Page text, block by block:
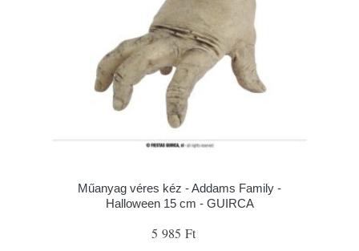
Műanyag véres kéz - Addams Family -
Halloween 15 cm - GUIRCA
5 985 Ft